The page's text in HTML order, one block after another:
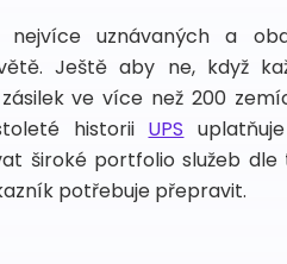
uznávaných a
Ještě aby ne, když
ve více než 200
historii UPS
široké portfolio služeb dle
potřebuje přepravit.